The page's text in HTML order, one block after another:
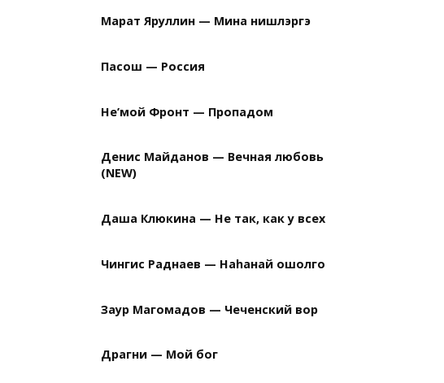
Марат Яруллин — Мина нишлэргэ
Пасош — Россия
Не’мой Фронт — Пропадом
Денис Майданов — Вечная любовь
(NEW)
Даша Клюкина — Не так, как у всех
Чингис Раднаев — Наhанай ошолго
Заур Магомадов — Чеченский вор
Драгни — Мой бог